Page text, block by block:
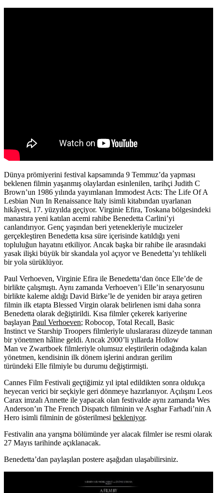
Dünya prömiyerini festival kapsamında 9 Temmuz’da yapması
beklenen filmin yaşanmış olaylardan esinlenilen, tarihçi Judith C
Brown’un 1986 yılında yayımlanan Immodest Acts: The Life Of A
Lesbian Nun In Renaissance Italy isimli kitabından uyarlanan
hikâyesi, 17. yüzyılda geçiyor. Virginie Efira, Toskana bölgesindeki
manastıra yeni katılan acemi rahibe Benedetta Carlini’yi
canlandırıyor. Genç yaşından beri yetenekleriyle mucizeler
gerçekleştiren Benedetta kısa süre içerisinde katıldığı yeni
topluluğun hayatını etkiliyor. Ancak başka bir rahibe ile arasındaki
yasak ilişki büyük bir skandala yol açıyor ve Benedetta’yı tehlikeli
bir yola sürüklüyor.
Paul Verhoeven, Virginie Efira ile Benedetta‘dan önce Elle’de de
birlikte çalışmıştı. Aynı zamanda Verhoeven’i Elle’in senaryosunu
birlikte kaleme aldığı David Birke’le de yeniden bir araya getiren
filmin ilk etapta Blessed Virgin olarak belirlenen ismi daha sonra
Benedetta olarak değiştirildi. Kısa filmler çekerek kariyerine
başlayan Paul Verhoeven; Robocop, Total Recall, Basic
Instinct ve Starship Troopers filmleriyle uluslararası düzeyde tanınan
bir yönetmen hâline geldi. Ancak 2000’li yıllarda Hollow
Man ve Zwartboek filmleriyle olumsuz eleştirilerin odağında kalan
yönetmen, kendisinin ilk dönem işlerini andıran gerilim
türündeki Elle filmiyle bu durumu değiştirmişti.
Cannes Film Festivali geçtiğimiz yıl iptal edildikten sonra oldukça
heyecan verici bir seçkiyle geri dönmeye hazırlanıyor. Açılışını Leos
Carax imzalı Annette ile yapacak olan festivalde aynı zamanda Wes
Anderson’ın The French Dispatch filminin ve Asghar Farhadi’nin A
Hero isimli filminin de gösterilmesi bekleniyor.
Festivalin ana yarışma bölümünde yer alacak filmler ise resmi olarak
27 Mayıs tarihinde açıklanacak.
Benedetta’dan paylaşılan postere aşağıdan ulaşabilirsiniz.